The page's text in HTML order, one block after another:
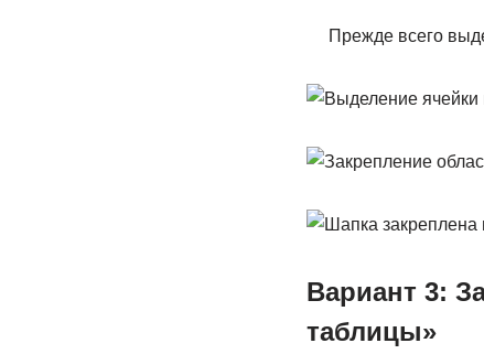
Прежде всего
Вариант 3:
таблицы»